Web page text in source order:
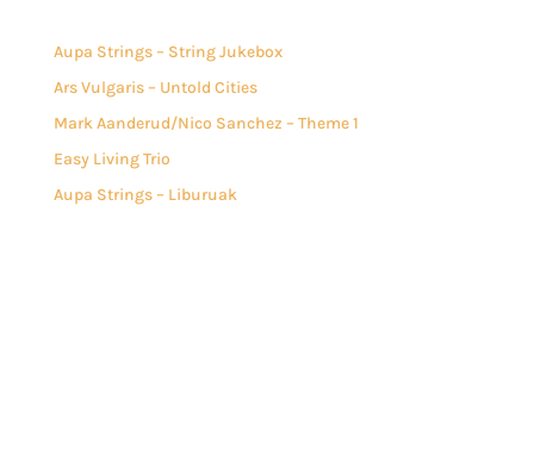
Aupa Strings – String Jukebox
Ars Vulgaris – Untold Cities
Mark Aanderud/Nico Sanchez – Theme 1
Easy Living Trio
Aupa Strings – Liburuak